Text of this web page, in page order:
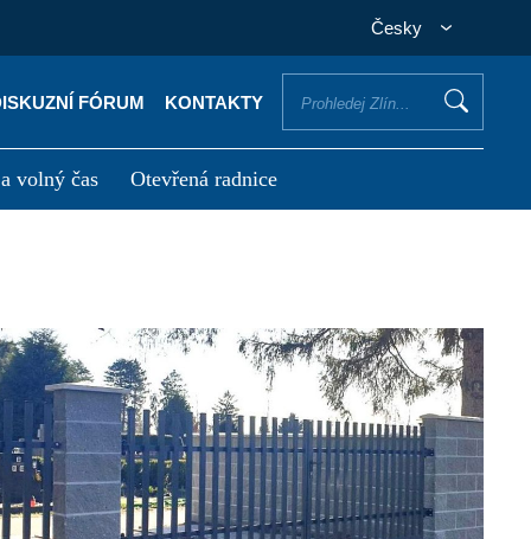
Česky
FÓRUM KONTAKTY
volný čas Otevřená radnice